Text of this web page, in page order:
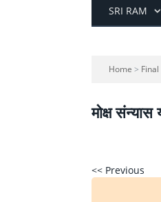
SRI RAM
Home >
मोक्ष
<< Previous